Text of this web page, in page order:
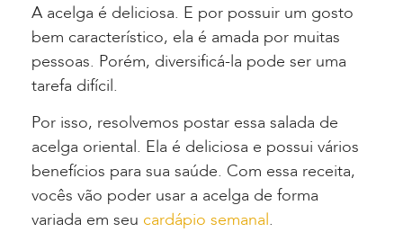
A acelga é deliciosa. E por possuir um gosto
bem característico, ela é amada por muitas
pessoas. Porém, diversificá-la pode ser uma
tarefa difícil.
Por isso, resolvemos postar essa salada de
acelga oriental. Ela é deliciosa e possui vários
benefícios para sua saúde. Com essa receita,
vocês vão poder usar a acelga de forma
variada em seu cardápio semanal.